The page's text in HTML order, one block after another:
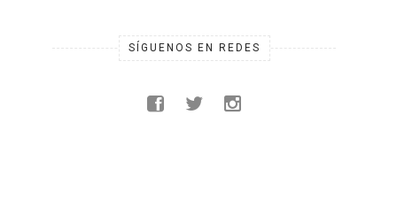
SÍGUENOS EN REDES